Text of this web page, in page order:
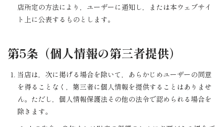
店所定の方法により，ユーザーに通知し，または本ウェブサイ
ト上に公表するものとします。
第5条（個人情報の第三者提供）
当店は，次に掲げる場合を除いて，あらかじめユーザーの同意
を得ることなく，第三者に個人情報を提供することはありませ
ん。ただし，個人情報保護法その他の法令で認められる場合を
除きます。